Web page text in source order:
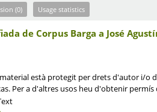
(0) Usage statistics
de Corpus Barga a José
està protegit per drets d'autor i/o
Per a d'altres usos heu d'obtenir